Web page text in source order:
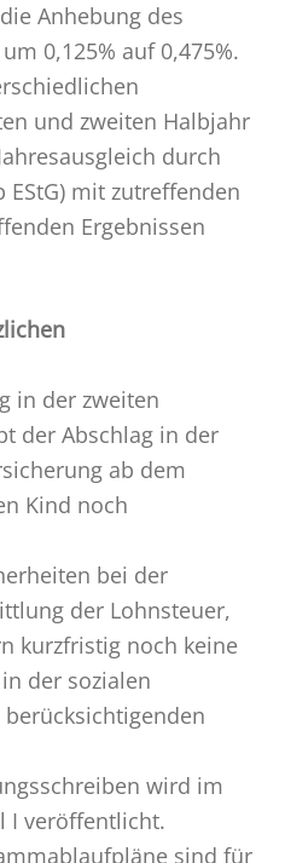
Anhebung des
0,125% auf 0,475%.
und zweiten Halbjahr
durch
EStG) mit zutreffenden
Ergebnissen
in der zweiten
der Abschlag in der
ab dem
Kind noch
bei der
der Lohnsteuer,
kurzfristig noch keine
der sozialen
wird im
I veröffentlicht.
sind für